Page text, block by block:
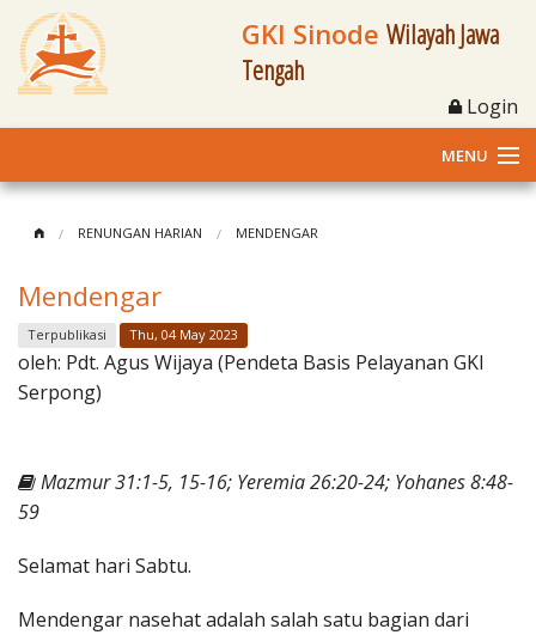
GKI Sinode Wilayah Jawa
Tengah
Login
MENU
Klasis dan Jemaat
Berita Kegiatan
Materi
Penerbitan
RENUNGAN HARIAN MENDENGAR
Mendengar
Terpublikasi Thu, 04 May 2023
oleh: Pdt. Agus Wijaya (Pendeta Basis Pelayanan GKI
Serpong)
Mazmur 31:1-5, 15-16; Yeremia 26:20-24; Yohanes 8:48-
59
Selamat hari Sabtu.
Mendengar nasehat adalah salah satu bagian dari